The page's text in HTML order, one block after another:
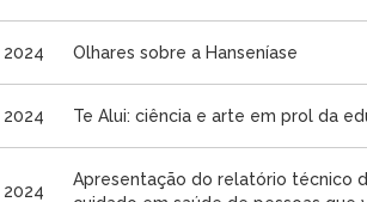
2024 Olhares sobre a Hanseníase
2024 Te Alui: ciência e arte em prol da
2024
Apresentação do relatório técnico